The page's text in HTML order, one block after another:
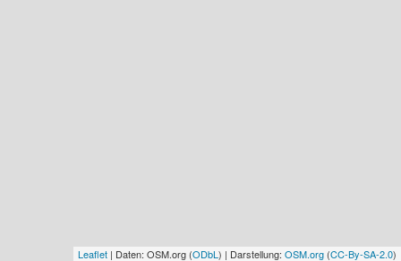
Leaflet | Daten: OSM.org (ODbL ) | Darstellung: OSM.org (CC-By-SA-2.0)